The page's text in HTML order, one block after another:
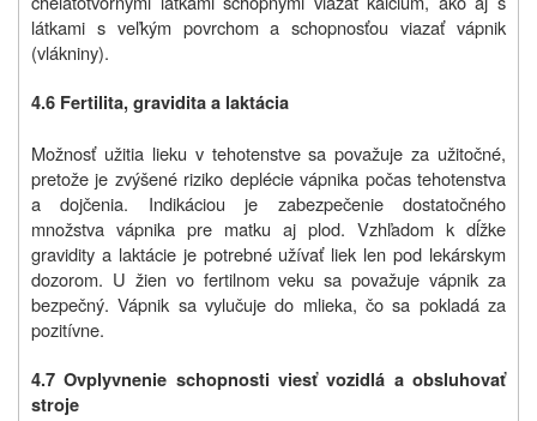
látkami s veľkým povrchom a schopnosťou viazať vápnik
(vlákniny).
4.6 Fertilita, gravidita a laktácia
Možnosť užitia lieku v tehotenstve sa považuje za užitočné,
pretože je zvýšené riziko deplécie vápnika počas tehotenstva
a dojčenia. Indikáciou je zabezpečenie dostatočného
množstva vápnika pre matku aj plod. Vzhľadom k dĺžke
gravidity a laktácie je potrebné užívať liek len pod lekárskym
dozorom. U žien vo fertilnom veku sa považuje vápnik za
bezpečný. Vápnik sa vylučuje do mlieka, čo sa pokladá za
pozitívne.
4.7 Ovplyvnenie schopnosti viesť vozidlá a obsluhovať
stroje